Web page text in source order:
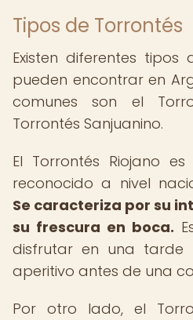
Tipos de Torrontés
Existen diferentes tipos
pueden encontrar en
comunes son el
Torrontés Sanjuanino.
El Torrontés Riojano
reconocido a nivel
Se caracteriza por su
su frescura en boca.
disfrutar en una
aperitivo antes de una
Por otro lado, el